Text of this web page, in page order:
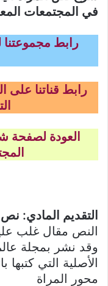
في المجتمعات
رابط
رابط قناتنا على
العودة
التقديم المادي: نص
النص مقال غلب
وقد نشر بمجلة
الأصلية التي
محور المراة